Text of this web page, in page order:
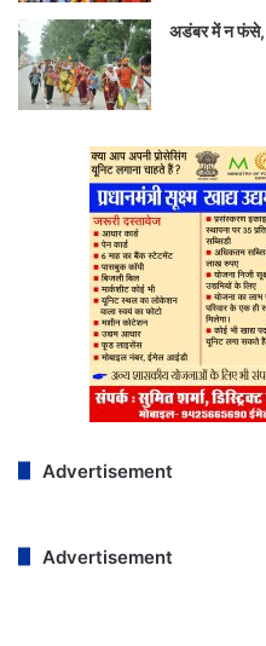
अडंबर में न फंसे,
Advertisement
Advertisement